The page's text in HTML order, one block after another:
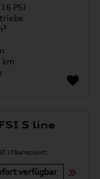
PS)
S line
verfügbar